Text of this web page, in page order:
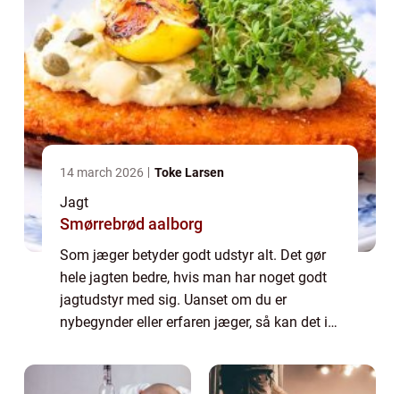
14 march 2026 Toke Larsen
Jagt
Smørrebrød aalborg
Som jæger betyder godt udstyr alt. Det gør
hele jagten bedre, hvis man har noget godt
jagtudstyr med sig. Uanset om du er
nybegynder eller erfaren jæger, så kan det i
ordentligt udstyr i god kvalitet. Hvis du kun